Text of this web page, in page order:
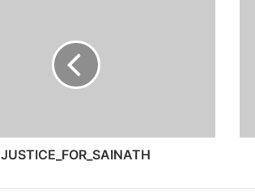
JUSTICE_FOR_SAINATH